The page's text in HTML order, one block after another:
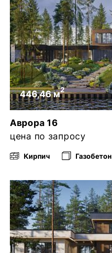
446,46 м2
Аврора 16
цена по запросу
Кирпич Газобетон